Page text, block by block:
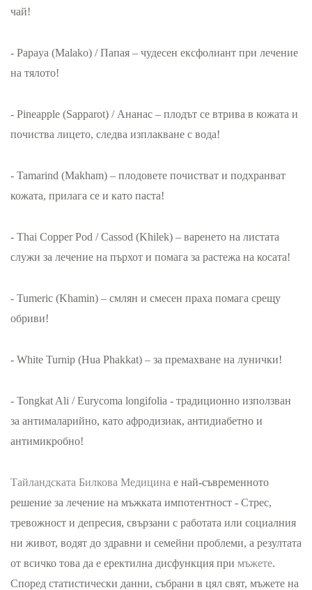
чай!
- Papaya (Malako) / Папая – чудесен ексфолиант при лечение
на тялото!
- Pineapple (Sapparot) / Ананас – плодът се втрива в кожата и
почиства лицето, следва изплакване с вода!
- Tamarind (Makham) – плодовете почистват и подхранват
кожата, прилага се и като паста!
- Thai Copper Pod / Cassod (Khilek) – варенето на листата
служи за лечение на пърхот и помага за растежа на косата!
- Tumeric (Khamin) – смлян и смесен праха помага срещу
обриви!
- White Turnip (Hua Phakkat) – за премахване на лунички!
- Tongkat Ali / Eurycoma longifolia - традиционно използван
за антималарийно, като афродизиак, антидиабетно и
антимикробно!
Тайландската Билкова Медицина е най-съвременното
решение за лечение на мъжката импотентност - Стрес,
тревожност и депресия, свързани с работата или социалния
ни живот, водят до здравни и семейни проблеми, а резултата
от всичко това да е еректилна дисфункция при мъжете.
Според статистически данни, събрани в цял свят, мъжете на